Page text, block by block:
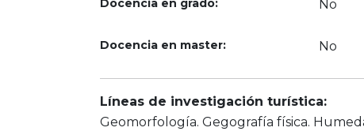
Docencia en grado: No
Docencia en master: No
Líneas de investigación turística:
Geomorfología. Gegografía física.